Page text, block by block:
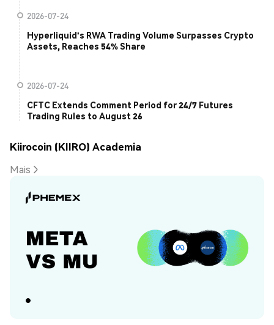
2026-07-24
Hyperliquid's RWA Trading Volume Surpasses Crypto
Assets, Reaches 54% Share
2026-07-24
CFTC Extends Comment Period for 24/7 Futures
Trading Rules to August 26
Kiirocoin (KIIRO) Academia
Mais